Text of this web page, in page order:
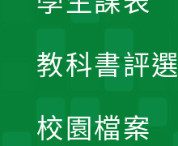
教科書評選
校園檔案